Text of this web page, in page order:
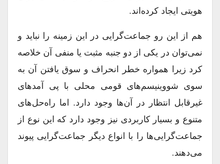
هویتی ایجاد کرده‌اند.
هم از این رو جماعت‌گرایی در این زمینه را نباید و
نمی‌توان در یکی از دو جنبه مثبت یا منفی آن خلاصه
کرد زیرا همواره خطر انحراف و سوق یافتن آن به
سوی شووینیسم‌های قومی محلی با پی آمدهای
غیر‌قابل انتظار در آن‌ها وجود دارد. اما راه‌حل‌های
متنوع و بسیار کاربردی نیز وجود دارد که این نوع از
جماعت‌گرایی‌ها را با انواع دیگر جماعت‌گرایی پیوند
می‌دهند.